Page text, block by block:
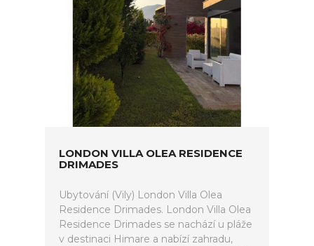
LONDON VILLA OLEA RESIDENCE
DRIMADES
Ubytování (Vily) London Villa Olea
Residence Drimades. London Villa Olea
Residence Drimades se nachází u pláže
v destinaci Himare a nabízí zahradu,